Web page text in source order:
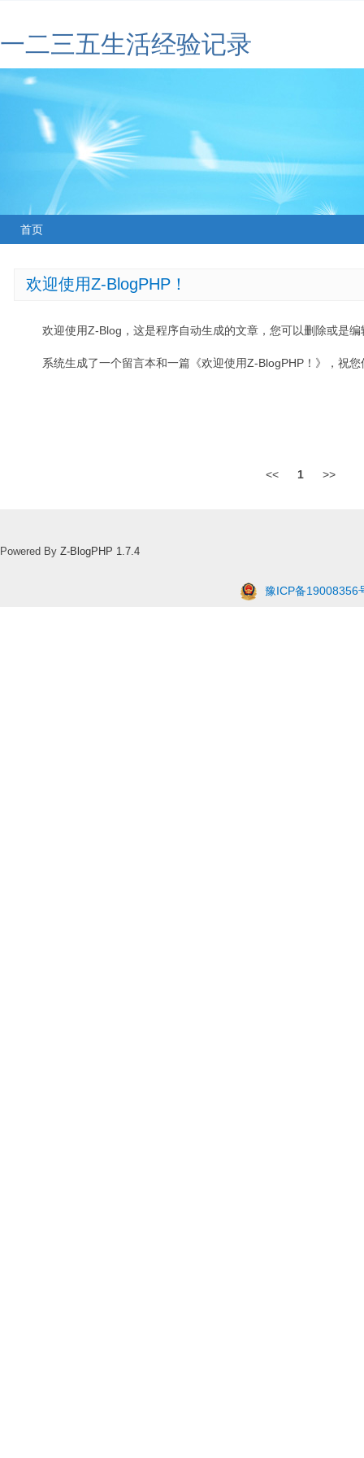
一二三五生活经验记录
首页
欢迎使用Z-BlogPHP！
欢迎使用Z-Blog，这是程序自动生成的文章，您可以删除或是编
系统生成了一个留言本和一篇《欢迎使用Z-BlogPHP！》，祝
<< 1 >>
Powered By Z-BlogPHP 1.7.4
豫ICP备19008356